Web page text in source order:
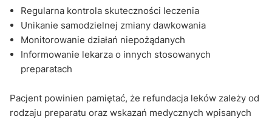
Regularna kontrola skuteczności leczenia
Unikanie samodzielnej zmiany dawkowania
Monitorowanie działań niepożądanych
Informowanie lekarza o innych stosowanych
preparatach
Pacjent powinien pamiętać, że refundacja leków zależy od
rodzaju preparatu oraz wskazań medycznych wpisanych